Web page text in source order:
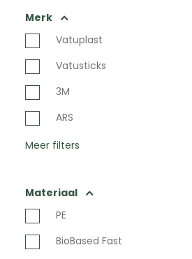
Merk
Vatuplast
Vatusticks
3M
ARS
Meer filters
Materiaal
PE
BioBased Fast